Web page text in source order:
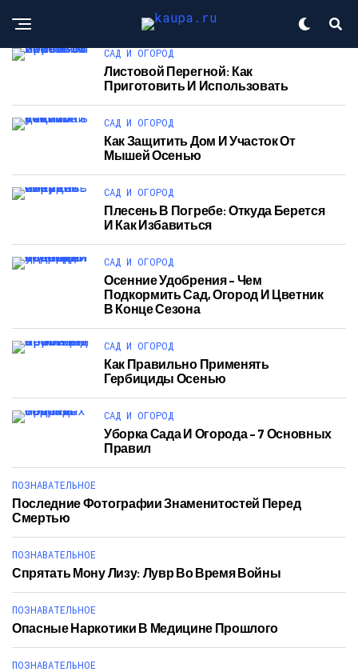
САД И ОГОРОД
Листовой Перегной: Как
Приготовить И Использовать
САД И ОГОРОД
Как Защитить Дом И Участок От
Мышей Осенью
САД И ОГОРОД
Плесень В Погребе: Откуда Берется
И Как Избавиться
САД И ОГОРОД
Осенние Удобрения – Чем
Подкормить Сад, Огород И Цветник
В Конце Сезона
САД И ОГОРОД
Как Правильно Применять
Гербициды Осенью
САД И ОГОРОД
Уборка Сада И Огорода – 7 Основных
Правил
ПОЗНАВАТЕЛЬНОЕ
Последние Фотографии Знаменитостей Перед
Смертью
ПОЗНАВАТЕЛЬНОЕ
Спрятать Мону Лизу: Лувр Во Время Войны
ПОЗНАВАТЕЛЬНОЕ
Опасные Наркотики В Медицине Прошлого
ПОЗНАВАТЕЛЬНОЕ